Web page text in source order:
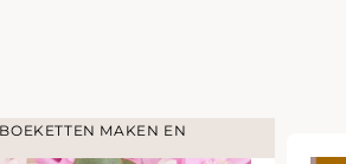
MAKEN EN